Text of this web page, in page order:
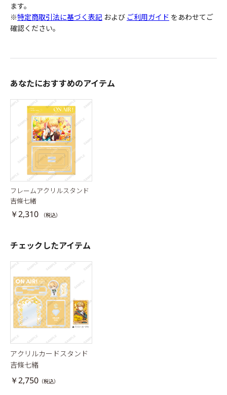
ます。
※特定商取引法に基づく表記 および ご利用ガイド をあわせてご
確認ください。
あなたにおすすめのアイテム
フレームアクリルスタンド
吉條七緒
￥2,310 （税込）
チェックしたアイテム
アクリルカードスタンド
吉條七緒
￥2,750 （税込）